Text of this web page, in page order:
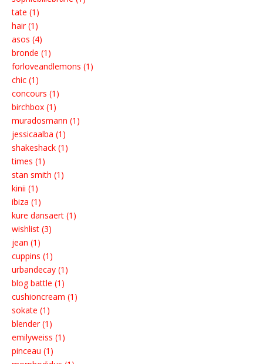
tate (1)
hair (1)
asos (4)
bronde (1)
forloveandlemons (1)
chic (1)
concours (1)
birchbox (1)
muradosmann (1)
jessicaalba (1)
shakeshack (1)
times (1)
stan smith (1)
kinii (1)
ibiza (1)
kure dansaert (1)
wishlist (3)
jean (1)
cuppins (1)
urbandecay (1)
blog battle (1)
cushioncream (1)
sokate (1)
blender (1)
emilyweiss (1)
pinceau (1)